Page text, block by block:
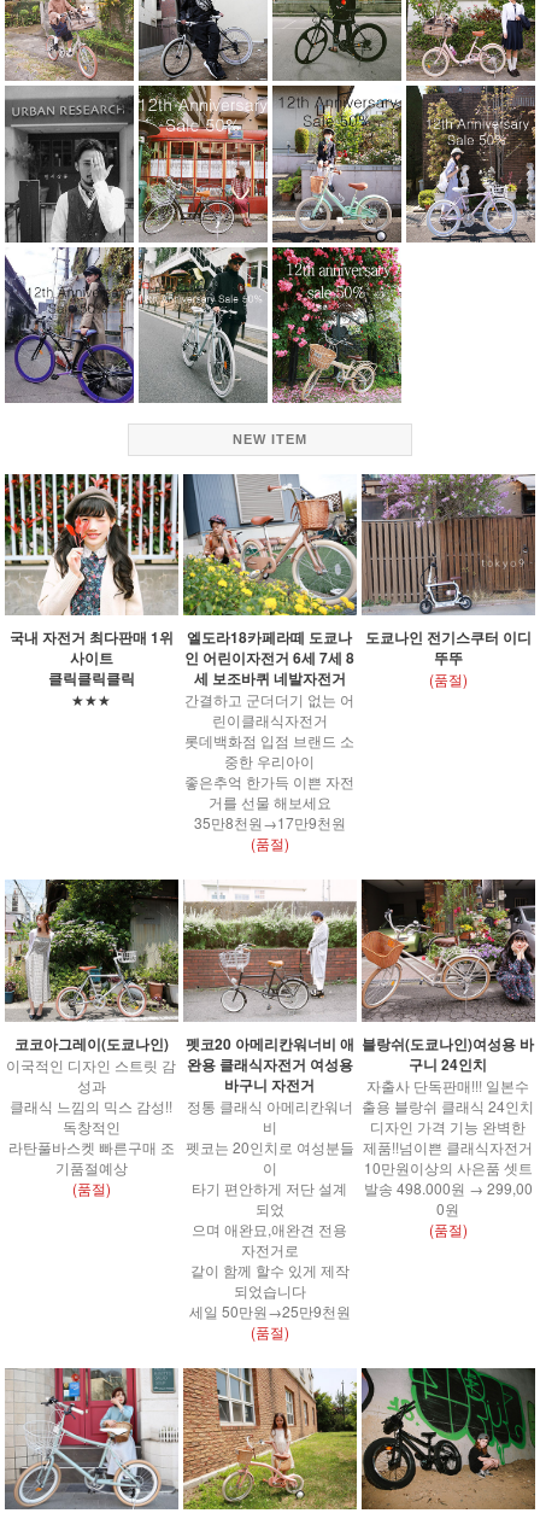
NEW ITEM
국내 자전거 최다판매 1위
사이트
클릭클릭클릭
★★★
엘도라18카페라떼 도쿄나
인 어린이자전거 6세 7세 8
세 보조바퀴 네발자전거
간결하고 군더더기 없는 어
린이클래식자전거
롯데백화점 입점 브랜드 소
중한 우리아이
좋은추억 한가득 이쁜 자전
거를 선물 해보세요
35만8천원→17만9천원
(품절)
도쿄나인 전기스쿠터 이디
뚜뚜
(품절)
코코아그레이(도쿄나인)
이국적인 디자인 스트릿 감
성과
클래식 느낌의 믹스 감성!!
독창적인
라탄풀바스켓 빠른구매 조
기품절예상
(품절)
펫코20 아메리칸워너비 애
완용 클래식자전거 여성용
바구니 자전거
정통 클래식 아메리칸워너
비
펫코는 20인치로 여성분들
이
타기 편안하게 저단 설계
되었
으며 애완묘,애완견 전용
자전거로
같이 함께 할수 있게 제작
되었습니다
세일 50만원→25만9천원
(품절)
블랑쉬(도쿄나인)여성용 바
구니 24인치
자출사 단독판매!!! 일본수
출용 블랑쉬 클래식 24인치
디자인 가격 기능 완벽한
제품!!넘이쁜 클래식자전거
10만원이상의 사은품 셋트
발송 498.000원 → 299,00
0원
(품절)